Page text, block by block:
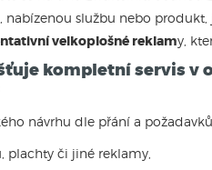
službu nebo produkt,
velkoplošné reklamy,
kompletní servis v
návrhu dle přání a
plachty či jiné reklamy,